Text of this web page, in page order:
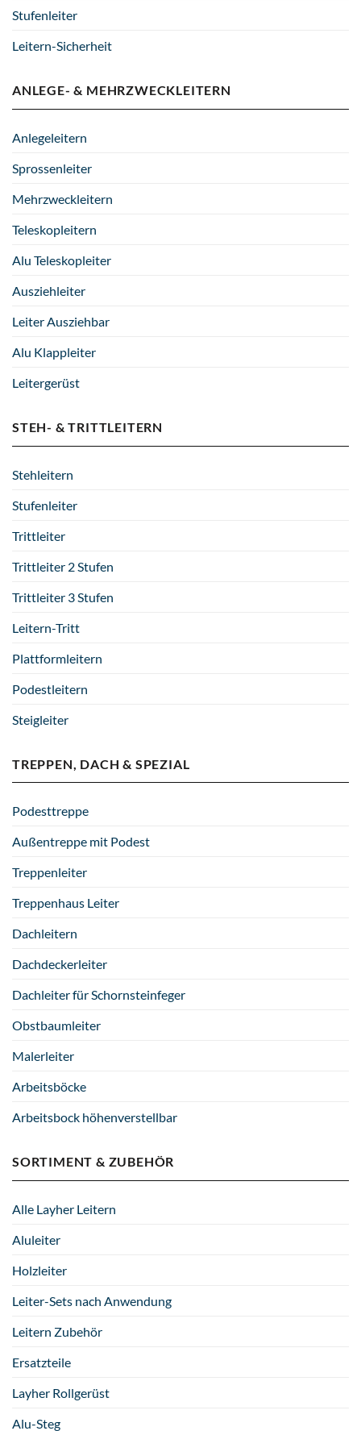
Stufenleiter
Leitern-Sicherheit
ANLEGE- & MEHRZWECKLEITERN
Anlegeleitern
Sprossenleiter
Mehrzweckleitern
Teleskopleitern
Alu Teleskopleiter
Ausziehleiter
Leiter Ausziehbar
Alu Klappleiter
Leitergerüst
STEH- & TRITTLEITERN
Stehleitern
Stufenleiter
Trittleiter
Trittleiter 2 Stufen
Trittleiter 3 Stufen
Leitern-Tritt
Plattformleitern
Podestleitern
Steigleiter
TREPPEN, DACH & SPEZIAL
Podesttreppe
Außentreppe mit Podest
Treppenleiter
Treppenhaus Leiter
Dachleitern
Dachdeckerleiter
Dachleiter für Schornsteinfeger
Obstbaumleiter
Malerleiter
Arbeitsböcke
Arbeitsbock höhenverstellbar
SORTIMENT & ZUBEHÖR
Alle Layher Leitern
Aluleiter
Holzleiter
Leiter-Sets nach Anwendung
Leitern Zubehör
Ersatzteile
Layher Rollgerüst
Alu-Steg